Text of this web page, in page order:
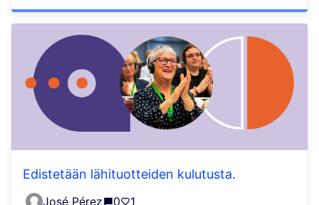
Edistetään lähituotteiden kulutusta.
José Pérez 0 1